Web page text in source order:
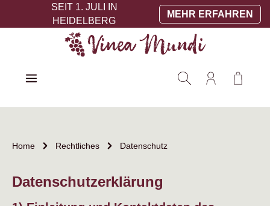
Zum Hauptinhalt springen
SEIT 1. JULI IN
HEIDELBERG
MEHR ERFAHREN
Home Rechtliches Datenschutz
Datenschutzerklärung